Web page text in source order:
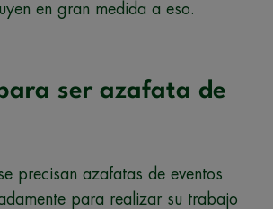
en gran medida a eso.
ser azafata de
precisan azafatas de eventos
para realizar su trabajo